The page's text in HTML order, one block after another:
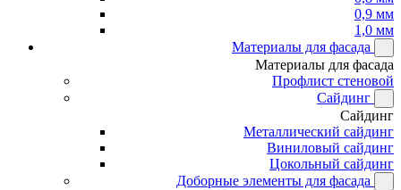
0,9 мм
1,0 мм
Материалы для фасада
Материалы для фасада
Профлист стеновой
Сайдинг
Сайдинг
Металлический сайдинг
Виниловый сайдинг
Цокольный сайдинг
Доборные элементы для фасада